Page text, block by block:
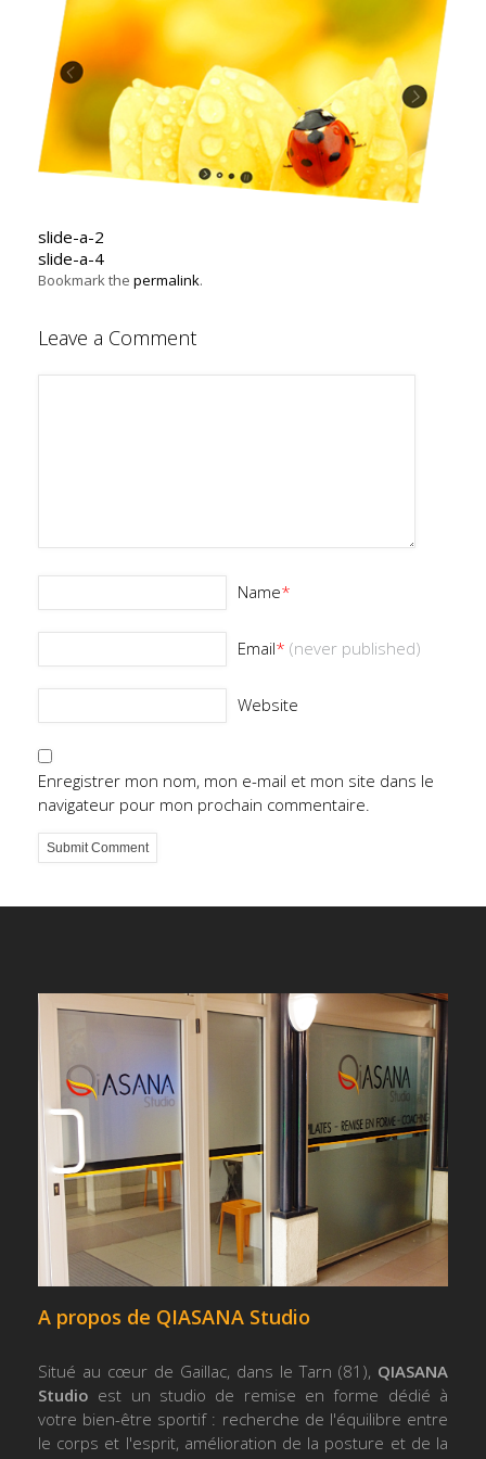
slide-a-2
slide-a-4
Bookmark the permalink.
Leave a Comment
Name*
Email* (never published)
Website
Enregistrer mon nom, mon e-mail et mon site dans le
navigateur pour mon prochain commentaire.
A propos de QIASANA Studio
Situé au cœur de Gaillac, dans le Tarn (81), QIASANA
Studio est un studio de remise en forme dédié à
votre bien-être sportif : recherche de l'équilibre entre
le corps et l'esprit, amélioration de la posture et de la